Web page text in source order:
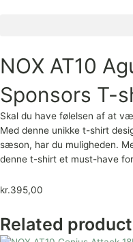
NOX AT10
Sponsors T-
Skal du have følelsen af at
Med denne unikke t-shirt
sæson, har du muligheden.
denne t-shirt et must-have
kr.395,00
Related